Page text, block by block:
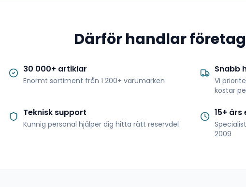
Därför handlar
30 000+ artiklar
Enormt sortiment från 1 200+ varumärken
Snabb
Vi
kostar
Teknisk support
Kunnig personal hjälper dig hitta rätt reservdel
15+
2009